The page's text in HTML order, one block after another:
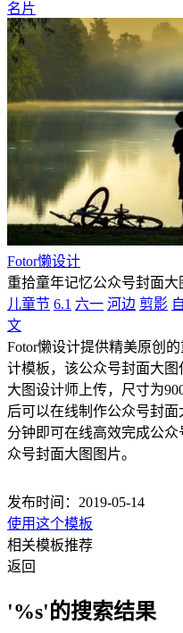
名片
Fotor懒设计
重拾童年记忆公众号封面大
儿童节 6.1 六一 河边 剪影
文
Fotor懒设计提供精美原创
计模板，该公众号封面大
大图设计师上传，尺寸为
后可以在线制作公众号封
分钟即可在线高效完成公
众号封面大图图片。
发布时间：2019-05-14
使用这个模板
相关模板推荐
返回
'%s'的搜索结果